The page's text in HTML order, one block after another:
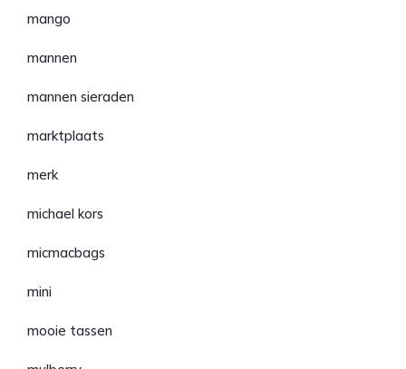
mango
mannen
mannen sieraden
marktplaats
merk
michael kors
micmacbags
mini
mooie tassen